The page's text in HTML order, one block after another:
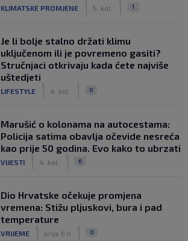
KLIMATSKE PROMJENE 5. kol. 1
Je li bolje stalno držati klimu
uključenom ili je povremeno gasiti?
Stručnjaci otkrivaju kada ćete najviše
uštedjeti
LIFESTYLE 4. kol. 0
Marušić o kolonama na autocestama:
Policija satima obavlja očevide nesreća
kao prije 50 godina. Evo kako to ubrzati
VIJESTI 4. kol. 6
Dio Hrvatske očekuje promjena
vremena: Stižu pljuskovi, bura i pad
temperature
VRIJEME prije 6 h 0